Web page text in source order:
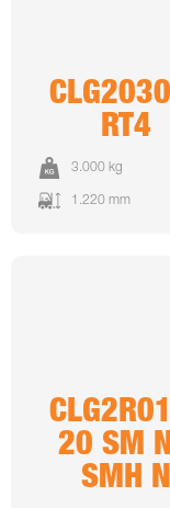
RT4
3.000 kg
1.220 mm
20 SM
SMH N